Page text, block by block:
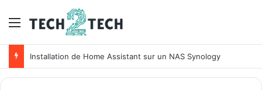
Menu
Installation de Home Assistant sur un NAS Synology